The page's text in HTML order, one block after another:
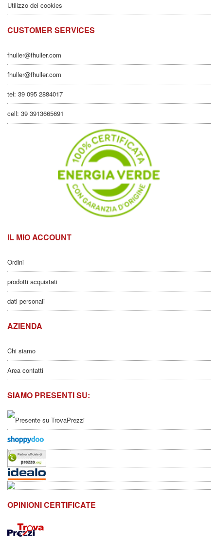
Utilizzo dei cookies
CUSTOMER SERVICES
fhuller@fhuller.com
fhuller@fhuller.com
tel: 39 095 2884017
cell: 39 3913665691
IL MIO ACCOUNT
Ordini
prodotti acquistati
dati personali
AZIENDA
Chi siamo
Area contatti
SIAMO PRESENTI SU:
OPINIONI CERTIFICATE